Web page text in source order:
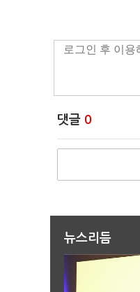
댓글 0
뉴스리듬